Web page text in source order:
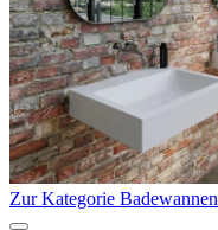
Zur Kategorie Badewannen